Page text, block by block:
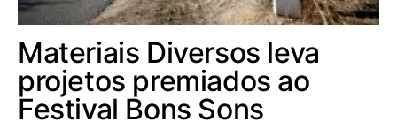
Materiais Diversos leva
projetos premiados ao
Festival Bons Sons